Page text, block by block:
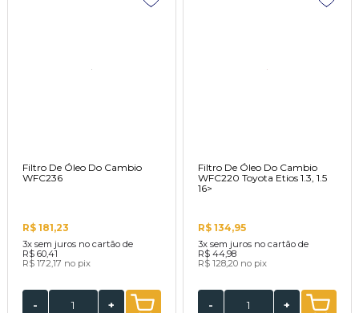
Filtro De Óleo Do Cambio
WFC236
R$ 181,23
3x sem juros no cartão de
R$ 60,41
R$ 172,17 no pix
- +
Filtro De Óleo Do Cambio
WFC220 Toyota Etios 1.3, 1.5
16>
R$ 134,95
3x sem juros no cartão de
R$ 44,98
R$ 128,20 no pix
- +